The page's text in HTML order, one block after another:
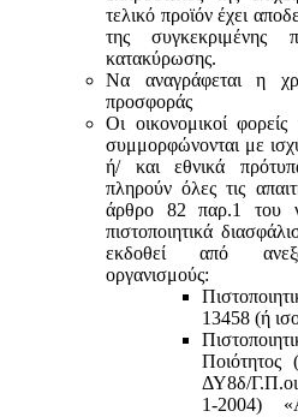
τελικό προϊόν έχει
της συγκεκριμένης
κατακύρωσης.
Να αναγράφεται η
προσφοράς
Οι οικονομικοί
συμμορφώνονται με
ή/ και εθνικά
πληρούν όλες τις
άρθρο 82 παρ.1 του
πιστοποιητικά
εκδοθεί από
οργανισμούς:
13458 (ή
ΔΥ8δ/
1-2004)